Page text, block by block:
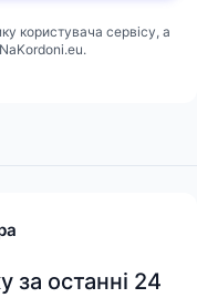
за останні 24
користувача сервісу, а